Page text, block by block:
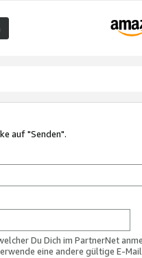
auf "Senden".
Du Dich im PartnerNet
eine andere gültige E-